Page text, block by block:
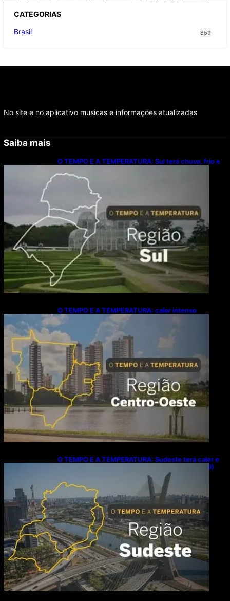
CATEGORIAS
Brasil
859
No site e no aplicativo musicas e informações atualizadas
Saiba mais
O TEMPO E A TEMPERATURA: Sul terá chuva, frio e
O TEMPO E A TEMPERATURA: calor intenso
predomina no Centro-Oeste neste domingo (9)
O TEMPO E A TEMPERATURA: Sudeste terá calor e
possibilidade de chuva isolada neste domingo (9)